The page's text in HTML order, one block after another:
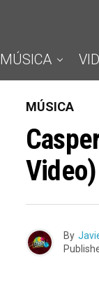
MÚSICA
MÚSICA
Video)
By